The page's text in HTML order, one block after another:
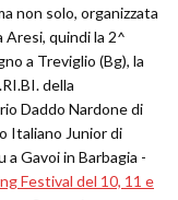
non solo, organizzata
Aresi, quindi la 2^
a Treviglio (Bg), la
della
Daddo Nardone di
Italiano Junior di
Gavoi in Barbagia -
Festival del 10, 11 e